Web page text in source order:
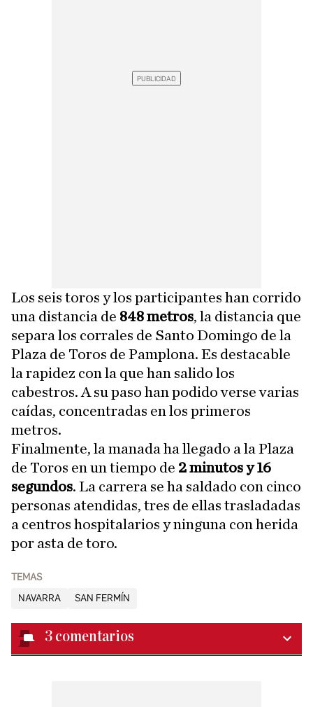
Los seis toros y los participantes han corrido
una distancia de 848 metros, la distancia que
separa los corrales de Santo Domingo de la
Plaza de Toros de Pamplona. Es destacable
la rapidez con la que han salido los
cabestros. A su paso han podido verse varias
caídas, concentradas en los primeros
metros.
Finalmente, la manada ha llegado a la Plaza
de Toros en un tiempo de 2 minutos y 16
segundos. La carrera se ha saldado con cinco
personas atendidas, tres de ellas trasladadas
a centros hospitalarios y ninguna con herida
por asta de toro.
TEMAS
NAVARRA
SAN FERMÍN
3 comentarios